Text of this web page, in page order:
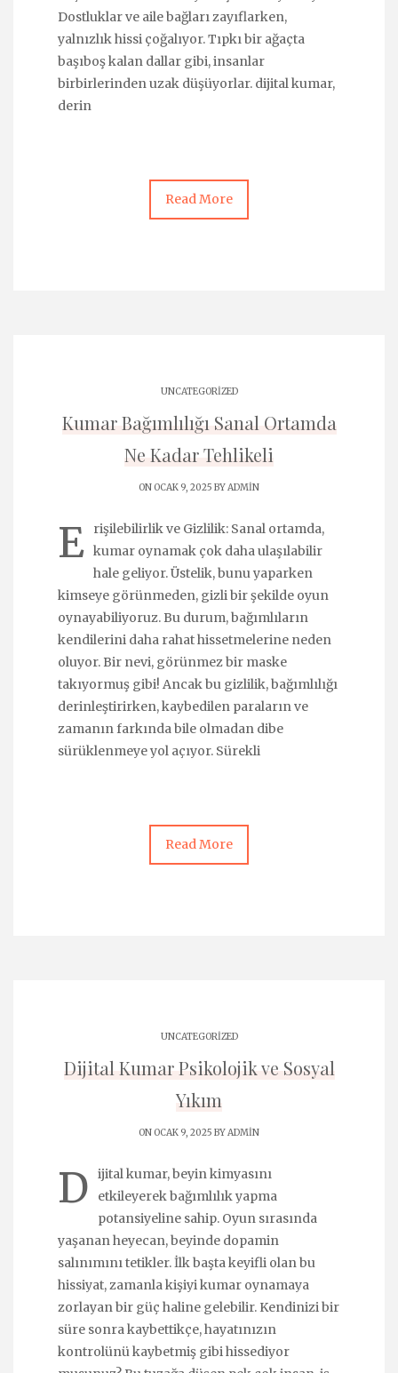
Dostluklar ve aile bağları zayıflarken,
yalnızlık hissi çoğalıyor. Tıpkı bir ağaçta
başıboş kalan dallar gibi, insanlar
birbirlerinden uzak düşüyorlar. dijital kumar,
derin
Read More
UNCATEGORIZED
Kumar Bağımlılığı Sanal Ortamda
Ne Kadar Tehlikeli
ON OCAK 9, 2025 BYADMIN
E
rişilebilirlik ve Gizlilik: Sanal ortamda,
kumar oynamak çok daha ulaşılabilir
hale geliyor. Üstelik, bunu yaparken
kimseye görünmeden, gizli bir şekilde oyun
oynayabiliyoruz. Bu durum, bağımlıların
kendilerini daha rahat hissetmelerine neden
oluyor. Bir nevi, görünmez bir maske
takıyormuş gibi! Ancak bu gizlilik, bağımlılığı
derinleştirirken, kaybedilen paraların ve
zamanın farkında bile olmadan dibe
sürüklenmeye yol açıyor. Sürekli
Read More
UNCATEGORIZED
Dijital Kumar Psikolojik ve Sosyal
Yıkım
ON OCAK 9, 2025 BYADMIN
D
ijital kumar, beyin kimyasını
etkileyerek bağımlılık yapma
potansiyeline sahip. Oyun sırasında
yaşanan heyecan, beyinde dopamin
salınımını tetikler. İlk başta keyifli olan bu
hissiyat, zamanla kişiyi kumar oynamaya
zorlayan bir güç haline gelebilir. Kendinizi bir
süre sonra kaybettikçe, hayatınızın
kontrolünü kaybetmiş gibi hissediyor